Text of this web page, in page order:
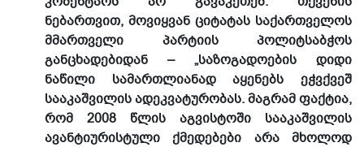
ნებართვით, მოვიყვან ციტატას საქართველოს
მმართველი პარტიის პოლიტსაბჭოს
განცხადებიდან – „საზოგადოების დიდი
ნაწილი სამართლიანად აყენებს ეჭვქვეშ
სააკაშვილის ადეკვატურობას. მაგრამ ფაქტია,
რომ 2008 წლის აგვისტოში სააკაშვილის
ავანტიურისტული ქმედებები არა მხოლოდ